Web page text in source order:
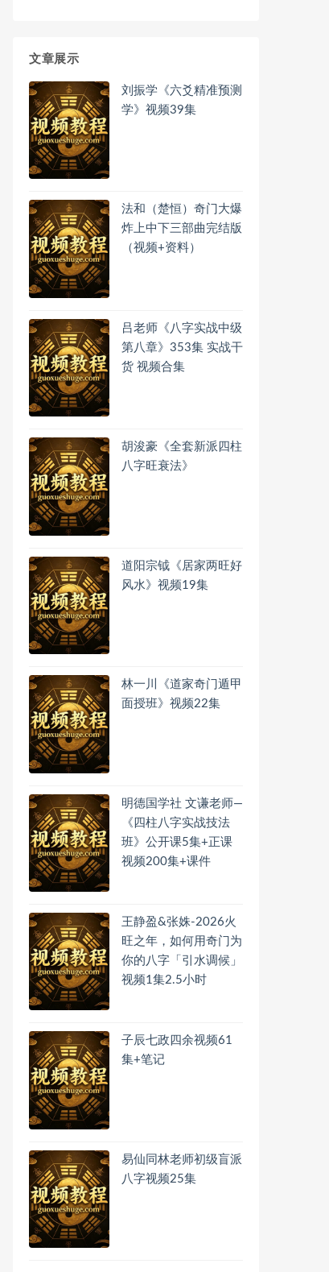
文章展示
刘振学《六爻精准预测
学》视频39集
法和（楚恒）奇门大爆
炸上中下三部曲完结版
（视频+资料）
吕老师《八字实战中级
第八章》353集 实战干
货 视频合集
胡浚豪《全套新派四柱
八字旺衰法》
道阳宗钺《居家两旺好
风水》视频19集
林一川《道家奇门遁甲
面授班》视频22集
明德国学社 文谦老师—
《四柱八字实战技法
班》公开课5集+正课
视频200集+课件
王静盈&张姝-2026火
旺之年，如何用奇门为
你的八字「引水调候」
视频1集2.5小时
子辰七政四余视频61
集+笔记
易仙同林老师初级盲派
八字视频25集